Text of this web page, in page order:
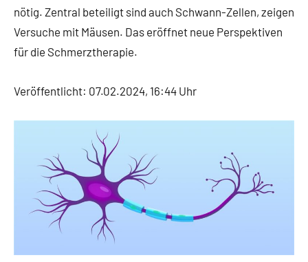
nötig. Zentral beteiligt sind auch Schwann-Zellen, zeigen
Versuche mit Mäusen. Das eröffnet neue Perspektiven
für die Schmerztherapie.
Veröffentlicht: 07.02.2024, 16:44 Uhr